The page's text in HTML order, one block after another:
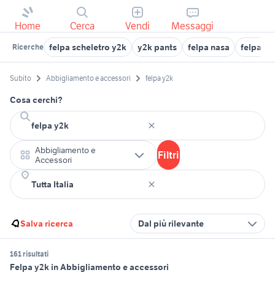
Home Cerca Vendi Messaggi
Ricerche felpa scheletro y2k y2k pants felpa nasa felpa
Subito Abbigliamento e accessori felpa y2k
Cosa cerchi?
Abbigliamento e
Accessori
Filtri
Salva ricerca Dal più rilevante
161 risultati
Felpa y2k in Abbigliamento e accessori